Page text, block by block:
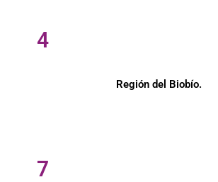
4
Región del Biobío.
7